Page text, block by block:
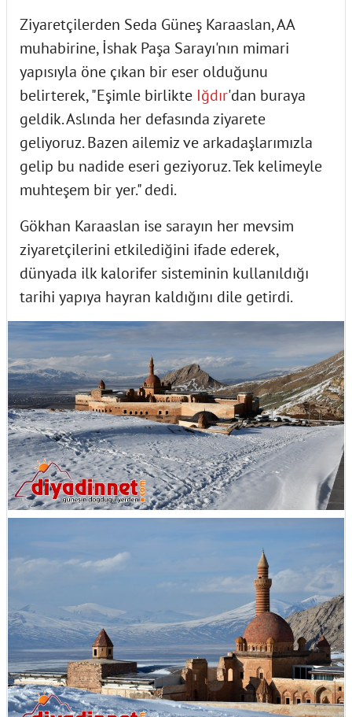
Ziyaretçilerden Seda Güneş Karaaslan, AA
muhabirine, İshak Paşa Sarayı'nın mimari
yapısıyla öne çıkan bir eser olduğunu
belirterek, "Eşimle birlikte Iğdır'dan buraya
geldik. Aslında her defasında ziyarete
geliyoruz. Bazen ailemiz ve arkadaşlarımızla
gelip bu nadide eseri geziyoruz. Tek kelimeyle
muhteşem bir yer." dedi.
Gökhan Karaaslan ise sarayın her mevsim
ziyaretçilerini etkilediğini ifade ederek,
dünyada ilk kalorifer sisteminin kullanıldığı
tarihi yapıya hayran kaldığını dile getirdi.